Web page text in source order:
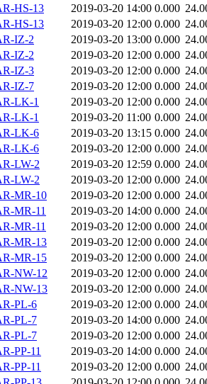
HS-13
2019-03-20 14:00 0.000
HS-13
2019-03-20 12:00 0.000
IZ-2
2019-03-20 13:00 0.000
IZ-2
2019-03-20 12:00 0.000
IZ-3
2019-03-20 12:00 0.000
IZ-7
2019-03-20 12:00 0.000
LK-1
2019-03-20 12:00 0.000
LK-1
2019-03-20 11:00 0.000
LK-6
2019-03-20 13:15 0.000
LK-6
2019-03-20 12:00 0.000
LW-2
2019-03-20 12:59 0.000
LW-2
2019-03-20 12:00 0.000
MR-10
2019-03-20 12:00 0.000
MR-11
2019-03-20 14:00 0.000
MR-11
2019-03-20 12:00 0.000
MR-13
2019-03-20 12:00 0.000
MR-15
2019-03-20 12:00 0.000
NW-12
2019-03-20 12:00 0.000
NW-13
2019-03-20 12:00 0.000
PL-6
2019-03-20 12:00 0.000
PL-7
2019-03-20 14:00 0.000
PL-7
2019-03-20 12:00 0.000
PP-11
2019-03-20 14:00 0.000
PP-11
2019-03-20 12:00 0.000